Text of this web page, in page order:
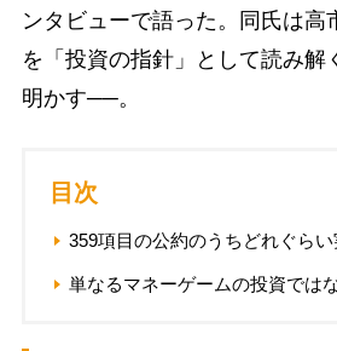
ンタビューで語った。同氏は高
を「投資の指針」として読み解
明かす──。
目次
359項目の公約のうちどれぐら
単なるマネーゲームの投資では